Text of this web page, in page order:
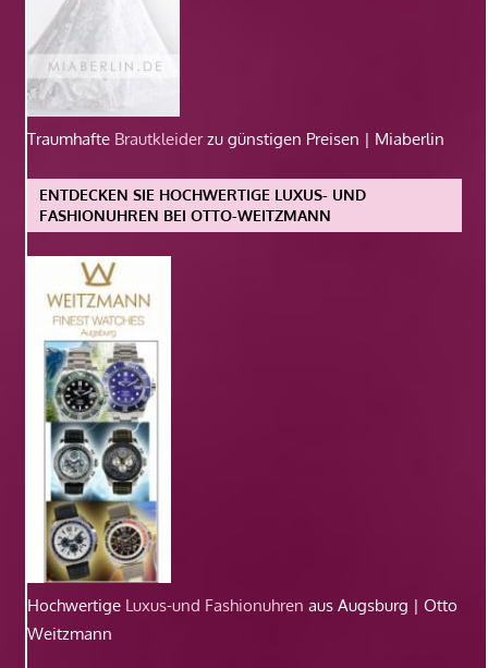
Traumhafte Brautkleiderzu günstigen Preisen | Miaberlin
ENTDECKEN SIE HOCHWERTIGE LUXUS- UND
FASHIONUHREN BEI OTTO-WEITZMANN
Hochwertige Luxus-und Fashionuhren aus Augsburg | Otto
Weitzmann